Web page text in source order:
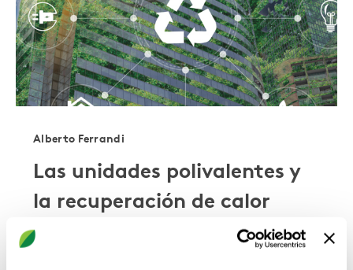
Alberto Ferrandi
Las unidades polivalentes y
la recuperación de calor
crecen en los climas más